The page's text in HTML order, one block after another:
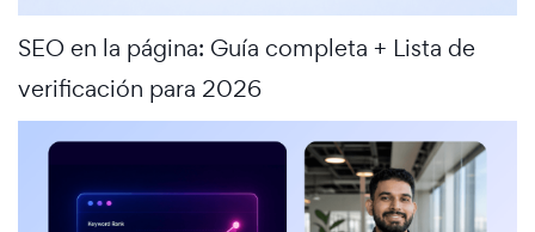
SEO en la página: Guía completa + Lista de
verificación para 2026